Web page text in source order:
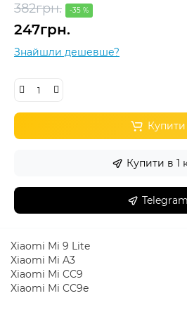
382грн. -35 %
247грн.
Знайшли дешевше?
Купити
Купити в 1
Telegram
Xiaomi Mi 9 Lite
Xiaomi Mi A3
Xiaomi Mi CC9
Xiaomi Mi CC9e